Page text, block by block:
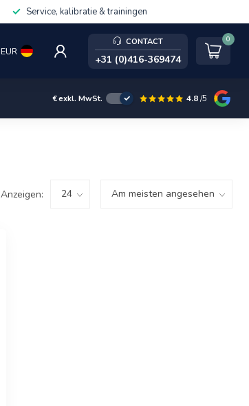
Service, kalibratie & trainingen
EUR
CONTACT
+31 (0)416-369474
0
€exkl. MwSt. 4.8/5
Anzeigen: